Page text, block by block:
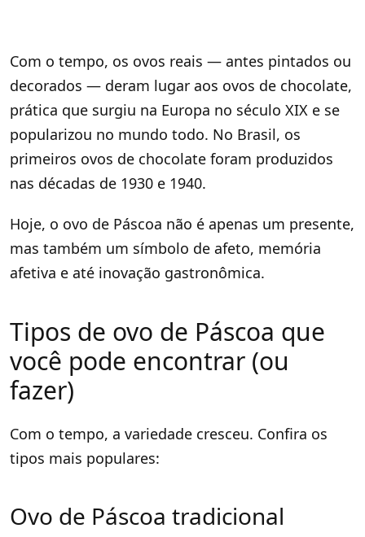
Com o tempo, os ovos reais — antes pintados ou
decorados — deram lugar aos ovos de chocolate,
prática que surgiu na Europa no século XIX e se
popularizou no mundo todo. No Brasil, os
primeiros ovos de chocolate foram produzidos
nas décadas de 1930 e 1940.
Hoje, o ovo de Páscoa não é apenas um presente,
mas também um símbolo de afeto, memória
afetiva e até inovação gastronômica.
Tipos de ovo de Páscoa que
você pode encontrar (ou
fazer)
Com o tempo, a variedade cresceu. Confira os
tipos mais populares:
Ovo de Páscoa tradicional